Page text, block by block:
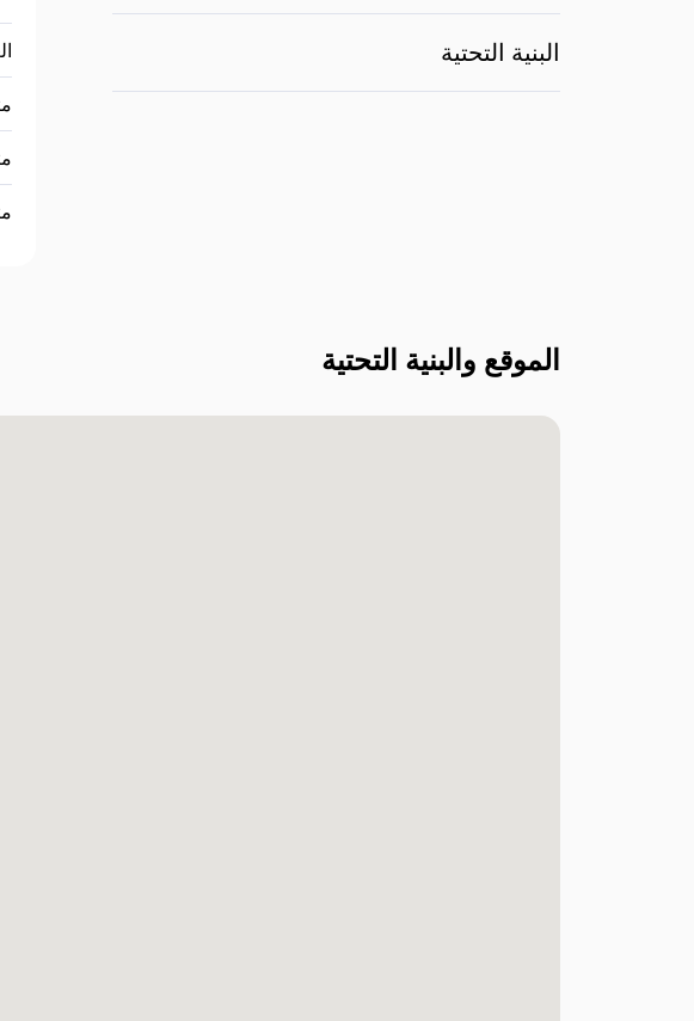
البنية التحتية
الموقع والبنية التحتية